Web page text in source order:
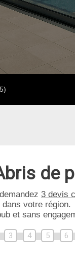
de
3 devis
dans votre région.
et sans
3 4 5 6